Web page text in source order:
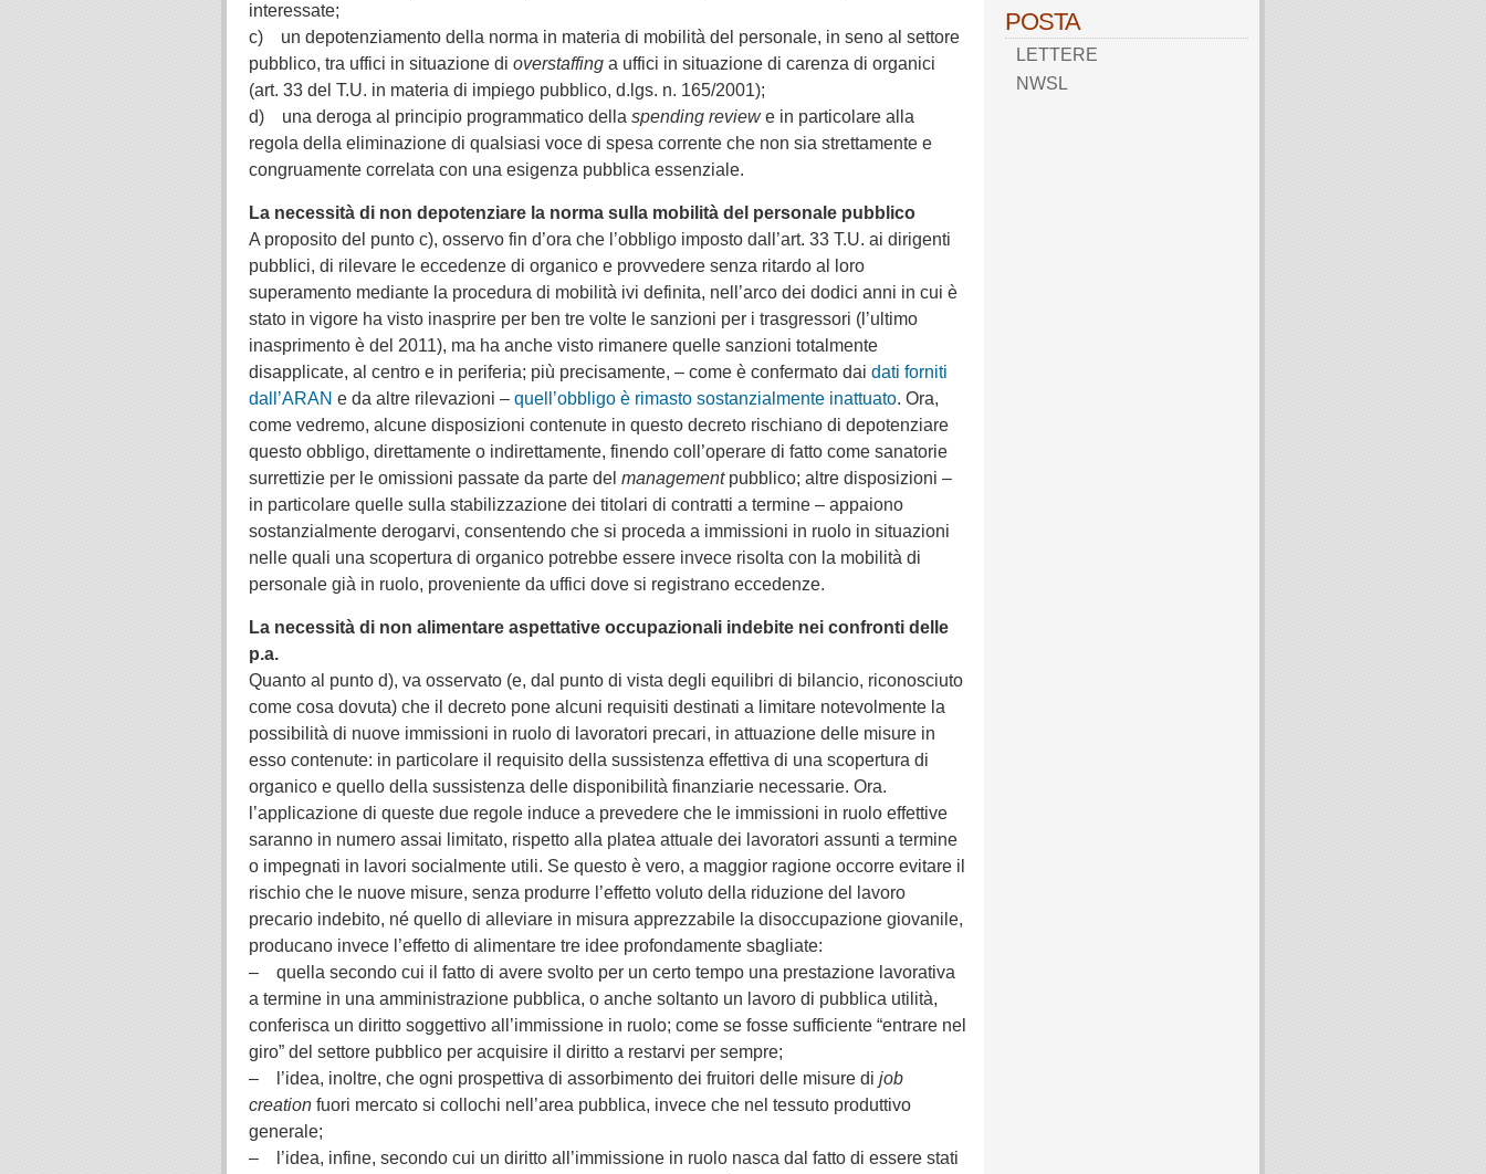
interessate;
c) un depotenziamento della norma in materia di mobilità del personale, in seno al settore
pubblico, tra uffici in situazione di overstaffing a uffici in situazione di carenza di organici
(art. 33 del T.U. in materia di impiego pubblico, d.lgs. n. 165/2001);
d) una deroga al principio programmatico della spending reviewe in particolare alla
regola della eliminazione di qualsiasi voce di spesa corrente che non sia strettamente e
congruamente correlata con una esigenza pubblica essenziale.
La necessità di non depotenziare la norma sulla mobilità del personale pubblico
A proposito del punto c), osservo fin d’ora che l’obbligo imposto dall’art. 33 T.U. ai dirigenti
pubblici, di rilevare le eccedenze di organico e provvedere senza ritardo al loro
superamento mediante la procedura di mobilità ivi definita, nell’arco dei dodici anni in cui è
stato in vigore ha visto inasprire per ben tre volte le sanzioni per i trasgressori (l’ultimo
inasprimento è del 2011), ma ha anche visto rimanere quelle sanzioni totalmente
disapplicate, al centro e in periferia; più precisamente, – come è confermato dai dati forniti
dall’ARAN e da altre rilevazioni – quell’obbligo è rimasto sostanzialmente inattuato. Ora,
come vedremo, alcune disposizioni contenute in questo decreto rischiano di depotenziare
questo obbligo, direttamente o indirettamente, finendo coll’operare di fatto come sanatorie
surrettizie per le omissioni passate da parte del managementpubblico; altre disposizioni –
in particolare quelle sulla stabilizzazione dei titolari di contratti a termine – appaiono
sostanzialmente derogarvi, consentendo che si proceda a immissioni in ruolo in situazioni
nelle quali una scopertura di organico potrebbe essere invece risolta con la mobilità di
personale già in ruolo, proveniente da uffici dove si registrano eccedenze.
La necessità di non alimentare aspettative occupazionali indebite nei confronti delle
p.a.
Quanto al punto d), va osservato (e, dal punto di vista degli equilibri di bilancio, riconosciuto
come cosa dovuta) che il decreto pone alcuni requisiti destinati a limitare notevolmente la
possibilità di nuove immissioni in ruolo di lavoratori precari, in attuazione delle misure in
esso contenute: in particolare il requisito della sussistenza effettiva di una scopertura di
organico e quello della sussistenza delle disponibilità finanziarie necessarie. Ora.
l’applicazione di queste due regole induce a prevedere che le immissioni in ruolo effettive
saranno in numero assai limitato, rispetto alla platea attuale dei lavoratori assunti a termine
o impegnati in lavori socialmente utili. Se questo è vero, a maggior ragione occorre evitare il
rischio che le nuove misure, senza produrre l’effetto voluto della riduzione del lavoro
precario indebito, né quello di alleviare in misura apprezzabile la disoccupazione giovanile,
producano invece l’effetto di alimentare tre idee profondamente sbagliate:
– quella secondo cui il fatto di avere svolto per un certo tempo una prestazione lavorativa
a termine in una amministrazione pubblica, o anche soltanto un lavoro di pubblica utilità,
conferisca un diritto soggettivo all’immissione in ruolo; come se fosse sufficiente “entrare nel
giro” del settore pubblico per acquisire il diritto a restarvi per sempre;
– l’idea, inoltre, che ogni prospettiva di assorbimento dei fruitori delle misure di job
creation fuori mercato si collochi nell’area pubblica, invece che nel tessuto produttivo
generale;
– l’idea, infine, secondo cui un diritto all’immissione in ruolo nasca dal fatto di essere stati
POSTA
LETTERE
NWSL